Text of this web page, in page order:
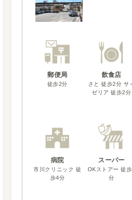
郵便局
徒歩2分
飲食店
さと 徒歩2分 サ
ゼリア 徒歩2分
病院
市川クリニック 徒
歩4分
スーパー
OKストアー 徒
分